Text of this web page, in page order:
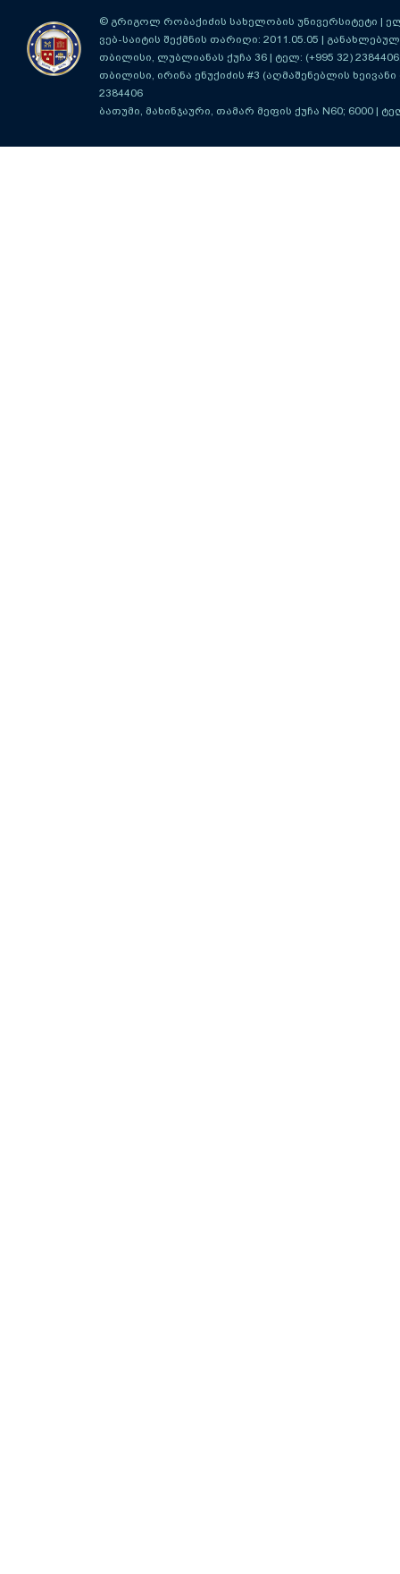
© გრიგოლ რობაქიძის სახელობის უნივერსიტეტი |
ვებ-საიტის შექმნის თარიღი: 2011.05.05 |
თბილისი, ლუბლიანას ქუჩა 36 | ტელ: (+995 32)
თბილისი, ირინა ენუქიძის #3 (აღმაშენებლის ხეივანი
2384406
ბათუმი, მახინჯაური, თამარ მეფის ქუჩა N60; 6000 |